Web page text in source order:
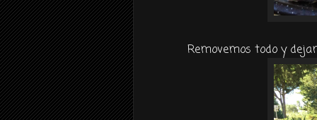
Removemos todo y